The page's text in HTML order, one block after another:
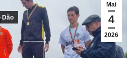
Mai
4
2026
Dão